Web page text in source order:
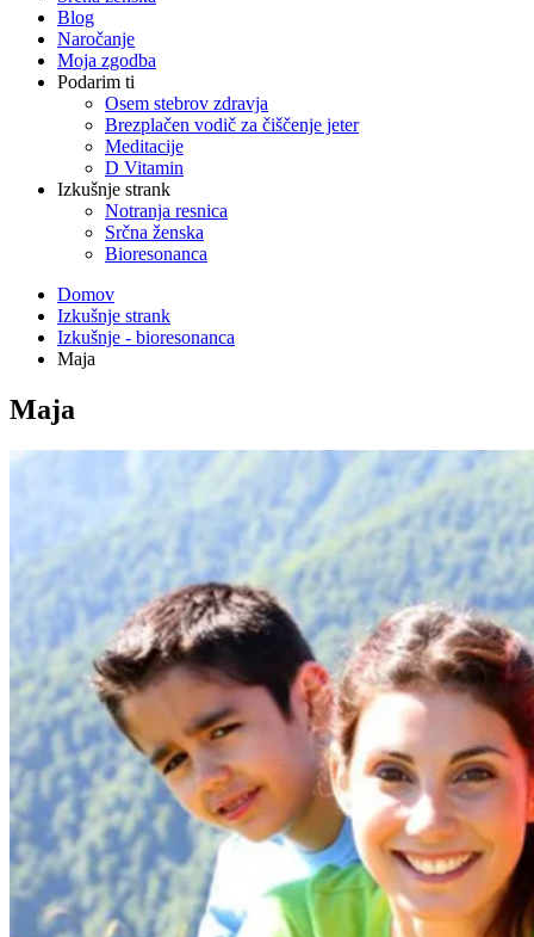
Blog
Naročanje
Moja zgodba
Podarim ti
Osem stebrov zdravja
Brezplačen vodič za čiščenje jeter
Meditacije
D Vitamin
Izkušnje strank
Notranja resnica
Srčna ženska
Bioresonanca
Domov
Izkušnje strank
Izkušnje - bioresonanca
Maja
Maja